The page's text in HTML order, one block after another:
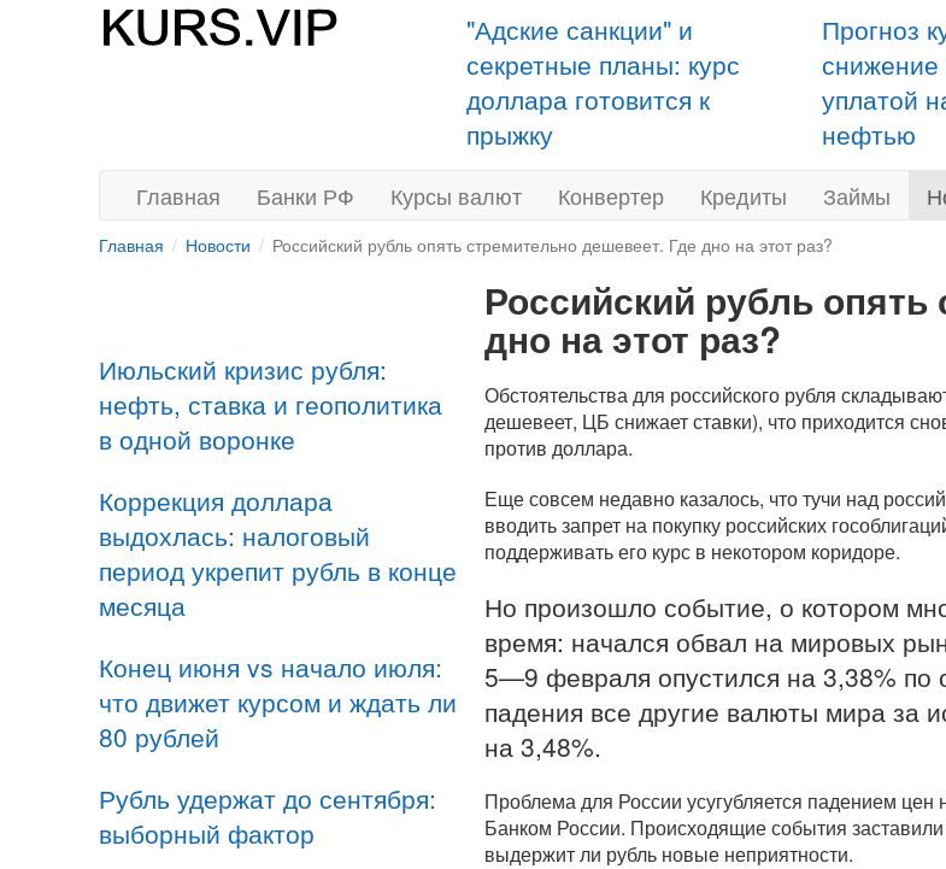
"Адские санкции" и
секретные планы: курс
доллара готовится к
прыжку
Прогноз
снижение
уплатой
нефтью
Главная Банки РФ Курсы валют Конвертер Кредиты Займы
Главная Новости Российский рубль опять стремительно дешевеет. Где дно на этот раз?
Июльский кризис рубля:
нефть, ставка и геополитика
в одной воронке
Коррекция доллара
выдохлась: налоговый
период укрепит рубль в конце
месяца
Конец июня vs начало июля:
что движет курсом и ждать ли
80 рублей
Рубль удержат до сентября:
выборный фактор
Российский рубль
дно на этот раз?
Обстоятельства для российского рубля
дешевеет, ЦБ снижает ставки), что приходится
против доллара.
Еще совсем недавно казалось, что тучи над
вводить запрет на покупку российских
поддерживать его курс в некотором коридоре.
Но произошло событие, о котором
время: начался обвал на мировых
5—9 февраля опустился на 3,38%
падения все другие валюты мира за
на 3,48%.
Проблема для России усугубляется падением
Банком России. Происходящие события
выдержит ли рубль новые неприятности.